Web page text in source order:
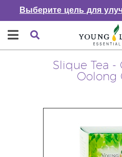
Выберите цель для
Slique Tea -
Oolong